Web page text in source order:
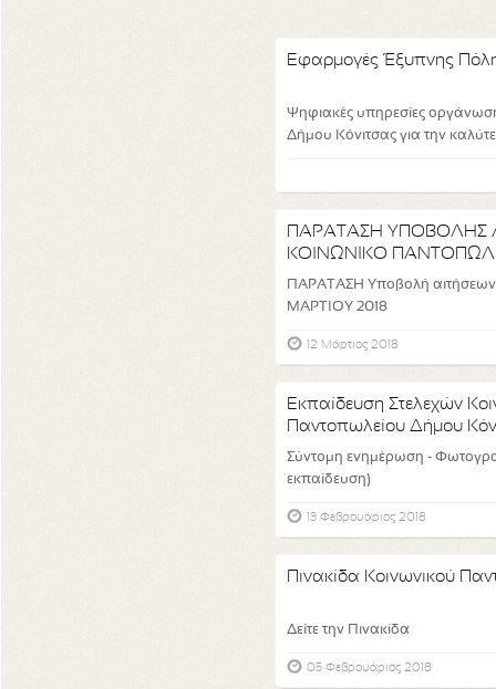
Εφαρμογές Έξυπνης
Ψηφιακές υπηρεσίες
Δήμου Κόνιτσας για την
ΠΑΡΑΤΑΣΗ ΥΠΟΒΟΛΗΣ
ΚΟΙΝΩΝΙΚΟ
ΠΑΡΑΤΑΣΗ Υποβολή
ΜΑΡΤΙΟΥ 2018
12 Μάρτιος 2018
Εκπαίδευση Στελεχών
Παντοπωλείου Δήμου
Σύντομη ενημέρωση -
εκπαίδευση)
13 Φεβρουάριος 2018
Πινακίδα Κοινωνικού
Δείτε την Πινακίδα
05 Φεβρουάριος 2018